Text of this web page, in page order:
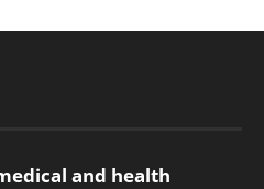
and health